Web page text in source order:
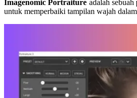
Imagenomic Portraiture adalah sebuah
untuk memperbaiki tampilan wajah